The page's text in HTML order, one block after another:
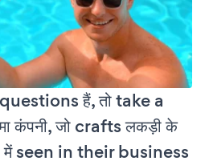
हैं, तो take a
कंपनी, जो crafts लकड़ी के
है, में seen in their business